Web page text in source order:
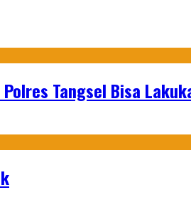
Polres Tangsel Bisa